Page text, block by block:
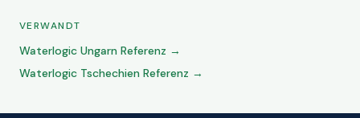
VERWANDT
Waterlogic Ungarn Referenz →
Waterlogic Tschechien Referenz →